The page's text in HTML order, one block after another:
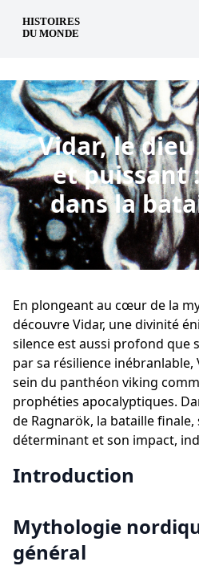
Vidar, le
et puissant
dans la
En plongeant au cœur de la
découvre Vidar, une divinité
silence est aussi profond que
par sa résilience inébranlable,
sein du panthéon viking
prophéties apocalyptiques.
de Ragnarök, la bataille
déterminant et son impact,
Introduction
Mythologie
général